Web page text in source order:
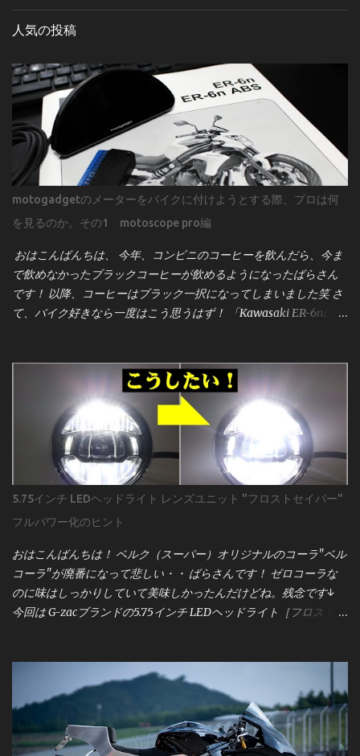
人気の投稿
motogadgetのメーターをバイクに付けようとする際、プロは何
を見るのか。その1 motoscope pro編
おはこんばんちは、 今年、コンビニのコーヒーを飲んだら、今ま
で飲めなかったブラックコーヒーが飲めるようになったばらさん
です！ 以降、コーヒーはブラック一択になってしまいました笑 さ
て、バイク好きなら一度はこう思うはず！ 「Kawasaki ER-6nにモ
てカスタム感を高めるこのメーターは、世界中のビルダーやライ
ダーに人気です。しかし、取り付けは決して「ポン付け」ではあ
りません。プロが作業前に何を確認し、どう準備するのかを、実
際の配線図とサービスマニュアルをもとに詳しく解説していきま
す。 用意するのは 車両のサービスマニュアル まず強調したいの
は、 サービスマニュアルの重要性 です。 昔のキャブ車なら「電源
とアース」程度で済むこともありましたが、現代のインジェクシ
ョン車はECU（エンジンコントロールユニット）と各種センサー
が複雑に絡み合っています。メーター交換といえども、単純な作
す。 サービスマニュアルには、配線図・電圧値・センサー仕様な
ど、作業に必要な情報がすべて記載されています。僕は「バイク
を買ったら最初に買うべきものはサービスマニュアル」と考える
ほど。これがない状態で作業するのは、まさに暗闇を手探りで進
「motoscope pro」本体の配線図 から見ていきましょう。 この図
は、メーターの基本的な接続構成を示しており、電源・信号類の
入力がどのように繋がるかが一目で分かるようになっています。
図の下部には「 Breakout Box（ブレイクアウトボックス） 」の記
載もありますね。これはmotogadgetのオプションパーツで、各種
5.75インチ LEDヘッドライト レンズユニット "フロストセイバー"
フルパワー化のヒント
おはこんばんちは！ ベルク（スーパー）オリジナルのコーラ"ベル
コーラ"が廃番になって悲しい・・ ばらさんです！ ゼロコーラな
のに味はしっかりしていて美味しかったんだけどね。残念です↓
今回は G-zacブランドの5.75インチ LEDヘッドライト［フロストセ
左右ポジションライト＋中央ロービーム 下部：ハイビーム という
構造になっています。 ポジションライトは常時点灯なので今回は
省略。 この記事では、 **ロービームとハイビームを同時点灯させ
て、フロストセイバーの性能を100％引き出す方法** をこっそり
ご紹介します。 すでに「右側の状態」で点灯できている方は、こ